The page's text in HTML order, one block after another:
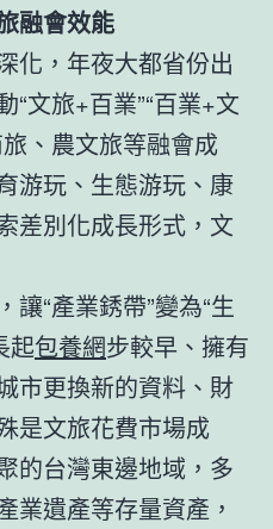
融會效能
化，年夜大都省份出
“文旅+百業”“百業+文
、農文旅等融會成
游玩、生態游玩、康
差別化成長形式，文
讓“產業銹帶”變為“生
起包養網步較早、擁有
市更換新的資料、財
是文旅花費市場成
的台灣東邊地域，多
業遺產等存量資產，